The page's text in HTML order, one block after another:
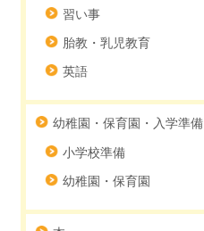
習い事
胎教・乳児教育
英語
幼稚園・保育園・入学準備
小学校準備
幼稚園・保育園